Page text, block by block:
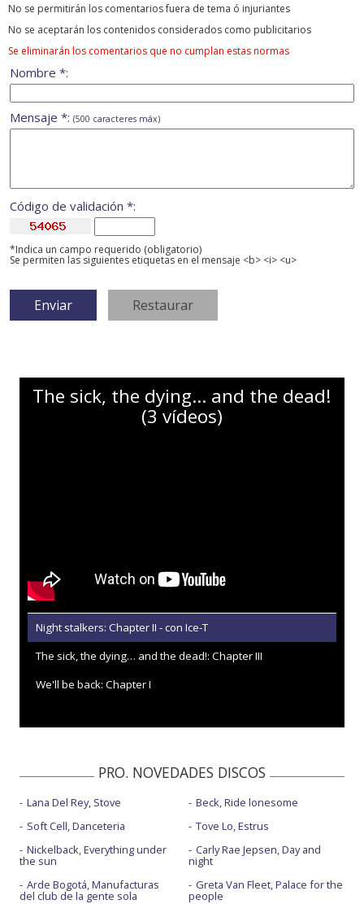
No se permitirán los comentarios fuera de tema ó injuriantes
No se aceptarán los contenidos considerados como publicitarios
Se eliminarán los comentarios que no cumplan estas normas
Nombre *:
Mensaje *: (500 caracteres máx)
Código de validación *:
*Indica un campo requerido (obligatorio)
Se permiten las siguientes etiquetas en el mensaje <b> <i> <u>
The sick, the dying… and the dead!
(3 vídeos)
Night stalkers: Chapter II - con Ice-T
The sick, the dying… and the dead!: Chapter III
We'll be back: Chapter I
PRO. NOVEDADES DISCOS
Lana Del Rey, Stove
Soft Cell, Danceteria
Nickelback, Everything under
the sun
Arde Bogotá, Manufacturas
del club de la gente sola
Beck, Ride lonesome
Tove Lo, Estrus
Carly Rae Jepsen, Day and
night
Greta Van Fleet, Palace for the
people